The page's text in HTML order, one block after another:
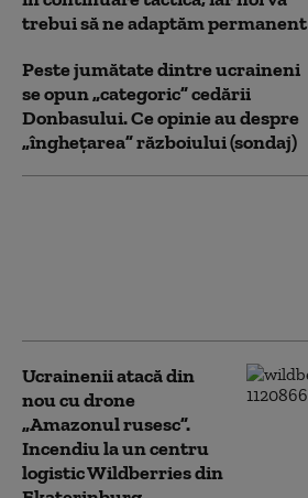
trebui să ne adaptăm permanent
Peste jumătate dintre ucraineni
se opun „categoric” cedării
Donbasului. Ce opinie au despre
„înghețarea” războiului (sondaj)
Ucrainenii atacă din
nou cu drone
„Amazonul rusesc”.
Incendiu la un centru
logistic Wildberries din